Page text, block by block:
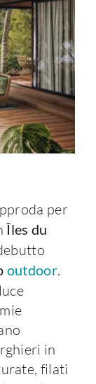
per
Îles du
outdoor.
in
filati